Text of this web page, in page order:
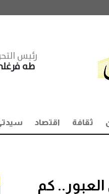
رئيس
طه
ثقافة اقتصاد
1 أبريل 2026 في سوق العبور.. كم